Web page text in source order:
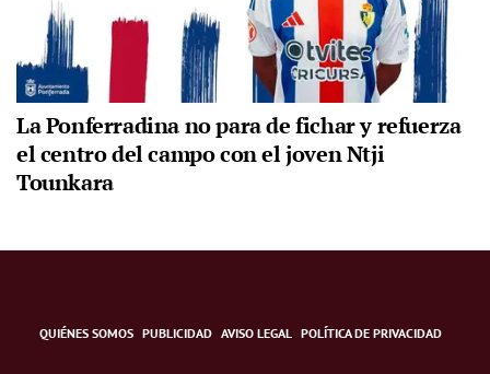
La Ponferradina no para de fichar y refuerza
el centro del campo con el joven Ntji
Tounkara
QUIÉNES SOMOS PUBLICIDAD AVISO LEGAL POLÍTICA DE PRIVACIDAD